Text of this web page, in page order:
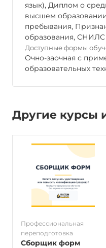
язык), Диплом о
высшем
пребывания,
образования, СНИЛС
Доступные формы
Очно-заочная с
образовательных
Другие курсы
Профессиональная
переподготовка
Сборщик форм